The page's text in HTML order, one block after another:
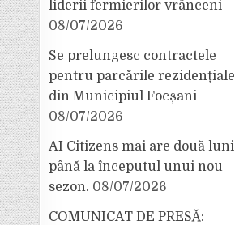
liderii fermierilor vrânceni
08/07/2026
Se prelungesc contractele
pentru parcările rezidențiale
din Municipiul Focșani
08/07/2026
AI Citizens mai are două luni
până la începutul unui nou
sezon. 08/07/2026
COMUNICAT DE PRESĂ: